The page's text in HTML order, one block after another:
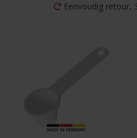
Eenvoudig retour,